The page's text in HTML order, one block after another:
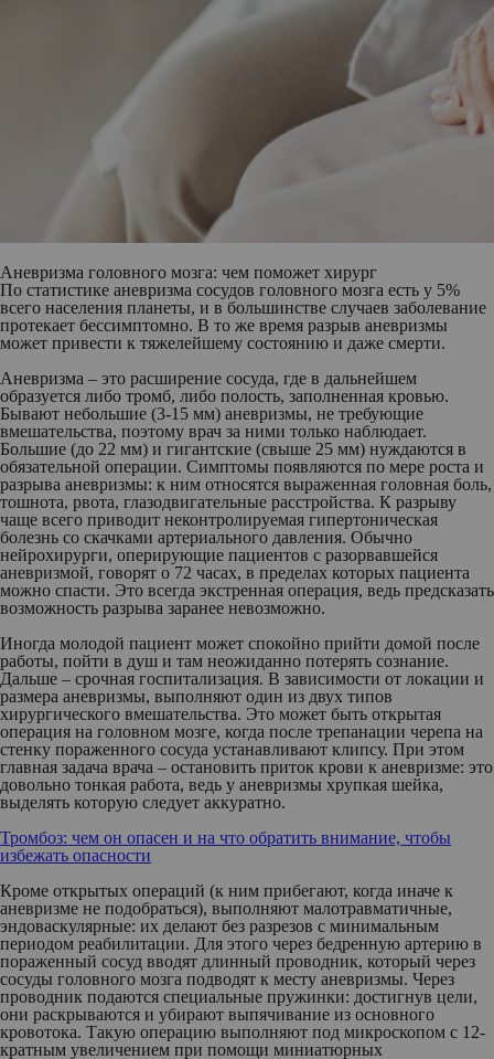
Аневризма головного мозга: чем поможет хирург
По статистике аневризма сосудов головного мозга есть у 5%
всего населения планеты, и в большинстве случаев заболевание
протекает бессимптомно. В то же время разрыв аневризмы
может привести к тяжелейшему состоянию и даже смерти.
Аневризма – это расширение сосуда, где в дальнейшем
образуется либо тромб, либо полость, заполненная кровью.
Бывают небольшие (3-15 мм) аневризмы, не требующие
вмешательства, поэтому врач за ними только наблюдает.
Большие (до 22 мм) и гигантские (свыше 25 мм) нуждаются в
обязательной операции. Симптомы появляются по мере роста и
разрыва аневризмы: к ним относятся выраженная головная боль,
тошнота, рвота, глазодвигательные расстройства. К разрыву
чаще всего приводит неконтролируемая гипертоническая
болезнь со скачками артериального давления. Обычно
нейрохирурги, оперирующие пациентов с разорвавшейся
аневризмой, говорят о 72 часах, в пределах которых пациента
можно спасти. Это всегда экстренная операция, ведь предсказать
возможность разрыва заранее невозможно.
Иногда молодой пациент может спокойно прийти домой после
работы, пойти в душ и там неожиданно потерять сознание.
Дальше – срочная госпитализация. В зависимости от локации и
размера аневризмы, выполняют один из двух типов
хирургического вмешательства. Это может быть открытая
операция на головном мозге, когда после трепанации черепа на
стенку пораженного сосуда устанавливают клипсу. При этом
главная задача врача – остановить приток крови к аневризме: это
довольно тонкая работа, ведь у аневризмы хрупкая шейка,
выделять которую следует аккуратно.
Тромбоз: чем он опасен и на что обратить внимание, чтобы
избежать опасности
Кроме открытых операций (к ним прибегают, когда иначе к
аневризме не подобраться), выполняют малотравматичные,
эндоваскулярные: их делают без разрезов с минимальным
периодом реабилитации. Для этого через бедренную артерию в
пораженный сосуд вводят длинный проводник, который через
сосуды головного мозга подводят к месту аневризмы. Через
проводник подаются специальные пружинки: достигнув цели,
они раскрываются и убирают выпячивание из основного
кровотока. Такую операцию выполняют под микроскопом с 12-
кратным увеличением при помощи миниатюрных